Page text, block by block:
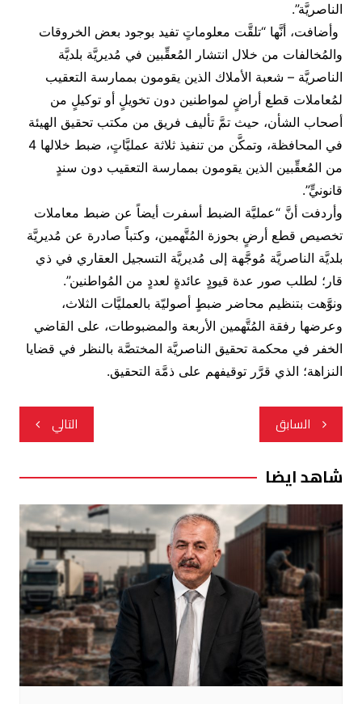
الناصريَّة”.
وأضافت، أنَّها “تلقَّت معلوماتٍ تفيد بوجود بعض الخروقات
والمُخالفات من خلال انتشار المُعقِّبين في مُديريَّة بلديَّة
الناصريَّة – شعبة الأملاك الذين يقومون بممارسة التعقيب
لمُعاملات قطع أراضٍ لمواطنين دون تخويلٍ أو توكيلٍ من
أصحاب الشأن، حيث تمَّ تأليف فريق من مكتب تحقيق الهيئة
في المحافظة، وتمكَّن من تنفيذ ثلاثة عمليَّاتٍ، ضبط خلالها 4
من المُعقِّبين الذين يقومون بممارسة التعقيب دون سندٍ
قانونيٍّ”.
وأردفت أنَّ “عمليَّة الضبط أسفرت أيضاً عن ضبط معاملات
تخصيص قطع أرضٍ بحوزة المُتَّهمين، وكتباً صادرة عن مُديريَّة
بلديَّة الناصريَّة مُوجَّهة إلى مُديريَّة التسجيل العقاري في ذي
قار؛ لطلب صور عدة قيودٍ عائدةٍ لعددٍ من المُواطنين”.
ونوَّهت بتنظيم محاضر ضبطٍ أصوليّة بالعمليَّات الثلاث،
وعرضها رفقة المُتَّهمين الأربعة والمضبوطات، على القاضي
الخفر في محكمة تحقيق الناصريَّة المختصَّة بالنظر في قضايا
النزاهة؛ الذي قرَّر توقيفهم على ذمَّة التحقيق.
تصفّح
المقالات
السابق التالي
شاهد ايضا